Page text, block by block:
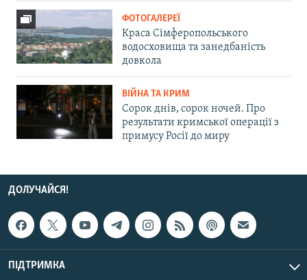
ФОТОГАЛЕРЕЇ
Краса Сімферопольського
водосховища та занедбаність
довкола
ВІЙНА ТА КРИМ
Сорок днів, сорок ночей. Про
результати кримської операції з
примусу Росії до миру
ДОЛУЧАЙСЯ!
ПІДТРИМКА